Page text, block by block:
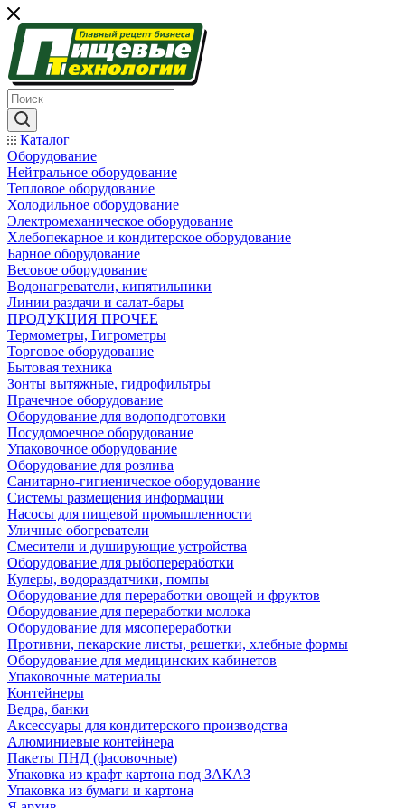
Каталог
Оборудование
Нейтральное оборудование
Тепловое оборудование
Холодильное оборудование
Электромеханическое оборудование
Хлебопекарное и кондитерское оборудование
Барное оборудование
Весовое оборудование
Водонагреватели, кипятильники
Линии раздачи и салат-бары
ПРОДУКЦИЯ ПРОЧЕЕ
Термометры, Гигрометры
Торговое оборудование
Бытовая техника
Зонты вытяжные, гидрофильтры
Прачечное оборудование
Оборудование для водоподготовки
Посудомоечное оборудование
Упаковочное оборудование
Оборудование для розлива
Санитарно-гигиеническое оборудование
Системы размещения информации
Насосы для пищевой промышленности
Уличные обогреватели
Смесители и душирующие устройства
Оборудование для рыбопереработки
Кулеры, водораздатчики, помпы
Оборудование для переработки овощей и фруктов
Оборудование для переработки молока
Оборудование для мясопереработки
Противни, пекарские листы, решетки, хлебные формы
Оборудование для медицинских кабинетов
Упаковочные материалы
Контейнеры
Ведра, банки
Аксессуары для кондитерского производства
Алюминиевые контейнера
Пакеты ПНД (фасовочные)
Упаковка из крафт картона под ЗАКАЗ
Упаковка из бумаги и картона